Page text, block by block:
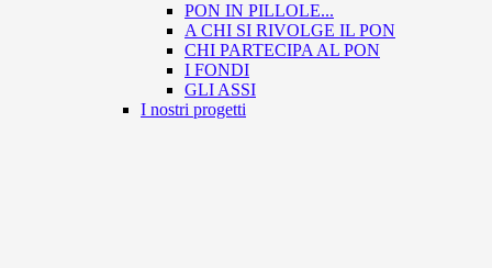
PON IN PILLOLE...
A CHI SI RIVOLGE IL PON
CHI PARTECIPA AL PON
I FONDI
GLI ASSI
I nostri progetti